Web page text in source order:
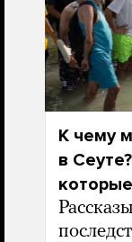
К чему
в